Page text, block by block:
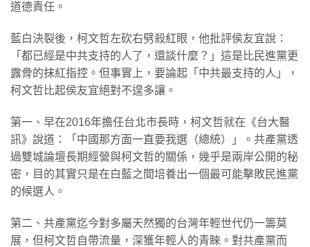
道德責任。
藍白決裂後，柯文哲左砍右劈殺紅眼，他批評侯友宜說：
「都已經是中共支持的人了，還談什麼？」這是比民進黨更
露骨的抹紅指控。但事實上，要論起「中共最支持的人」，
柯文哲比起侯友宜絕對不遑多讓。
第一、早在2016年擔任台北市長時，柯文哲就在《台大醫
訊》說道：「中國那方面一直要我選（總統）」。共產黨透
過雙城論壇長期經營與柯文哲的關係，幾乎是兩岸公開的秘
密，目的其實只是在白藍之間培養出一個最可能擊敗民進黨
的候選人。
第二、共產黨迄今對多屬天然獨的台灣年輕世代仍一籌莫
展，但柯文哲自帶流量，深獲年輕人的青睞。對共產黨而